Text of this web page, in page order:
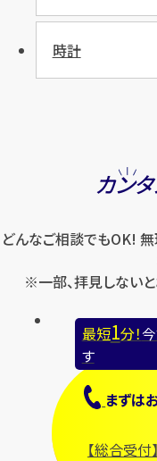
時計
カン
どんなご相談でもOK!
※一部、拝見しない
最短1分！
す
まずは
【総合受